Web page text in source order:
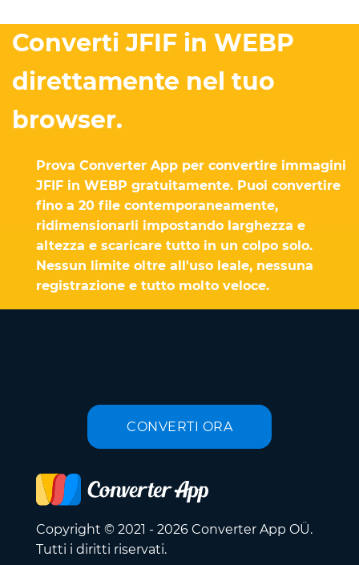
Converti JFIF in WEBP
direttamente nel tuo
browser.
Prova Converter App per convertire immagini
JFIF in WEBP gratuitamente. Puoi convertire
fino a 20 file contemporaneamente,
ridimensionarli impostando larghezza e
altezza e scaricare tutto in un colpo solo.
Nessun limite oltre all'uso leale, nessuna
registrazione e tutto molto veloce.
CONVERTI ORA
Copyright © 2021 - 2026 Converter App OÜ.
Tutti i diritti riservati.